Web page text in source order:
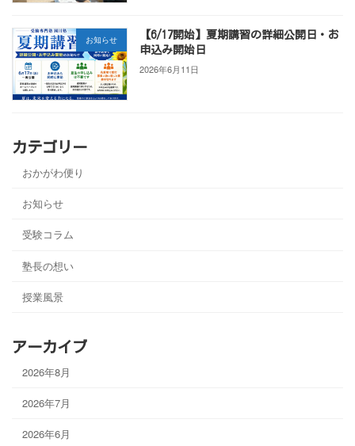
お知らせ
【6/17開始】夏期講習の詳細公開日・お
申込み開始日
2026年6月11日
カテゴリー
おかがわ便り
お知らせ
受験コラム
塾長の想い
授業風景
アーカイブ
2026年8月
2026年7月
2026年6月